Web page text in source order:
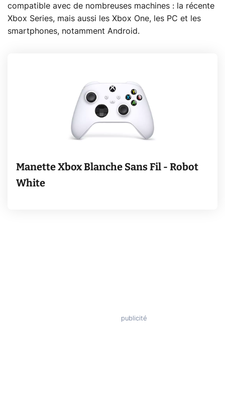
compatible avec de nombreuses machines : la récente
Xbox Series, mais aussi les Xbox One, les PC et les
smartphones, notamment Android.
Manette Xbox Blanche Sans Fil - Robot
White